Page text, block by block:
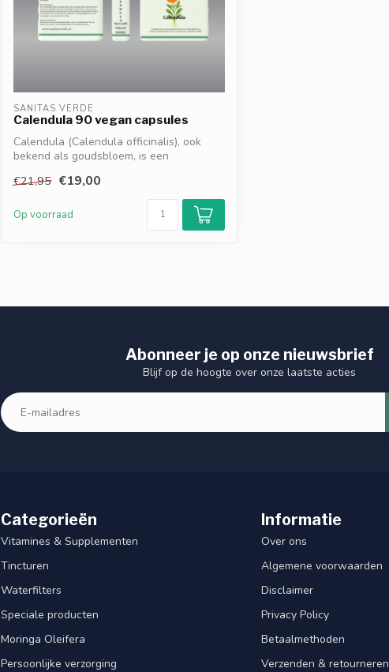
SANITAS VERDE
Calendula 90 vegan capsules
Calendula (Calendula officinalis), ook
bekend als goudsbloem, is een
€21,95 €19,00
Op voorraad
Abonneer je op onze nieuwsbrief
Blijf op de hoogte over onze laatste acties
Categorieën
Vitamines & Supplementen
Tincturen
Waterfilters
Speciale producten
Moringa Oleifera
Persoonlijke verzorging
Informatie
Over ons
Algemene voorwaarden
Disclaimer
Privacy Policy
Betaalmethoden
Verzenden & retourneren